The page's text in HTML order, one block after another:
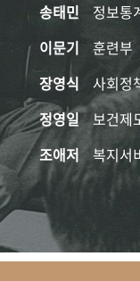
송태민 정보통
이문기 훈련부
장영식 사회정
정영일 보건제
조애저 복지서